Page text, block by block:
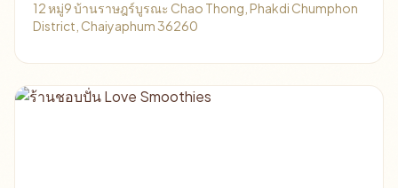
12 หมู่9 บ้านราษฎร์บูรณะ Chao Thong, Phakdi Chumphon
District, Chaiyaphum 36260